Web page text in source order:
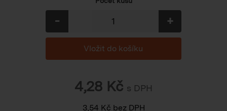
- +
4,28 Kč s DPH
3,54 Kč bez DPH